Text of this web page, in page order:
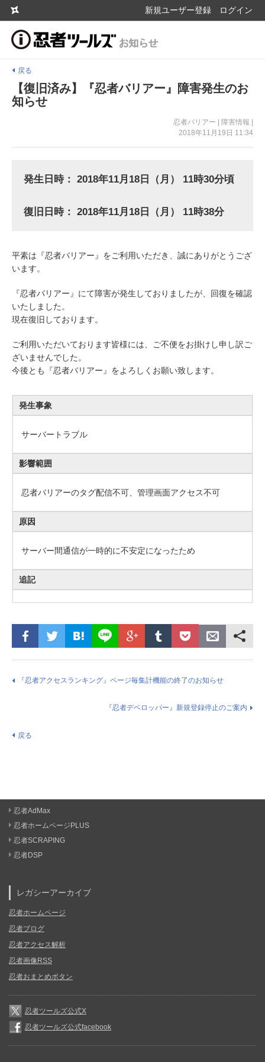
新規ユーザー登録 ログイン
戻る
【復旧済み】『忍者バリアー』障害発生のお
知らせ
忍者バリアー | 障害情報 |
2018年11月19日 11:34
発生日時： 2018年11月18日（月） 11時30分頃
復旧日時： 2018年11月18日（月） 11時38分
平素は『忍者バリアー』をご利用いただき、誠にありがとうござ
います。
『忍者バリアー』にて障害が発生しておりましたが、回復を確認
いたしました。
現在復旧しております。
ご利用いただいております皆様には、ご不便をお掛けし申し訳ご
ざいませんでした。
今後とも『忍者バリアー』をよろしくお願い致します。
発生事象
サーバートラブル
影響範囲
忍者バリアーのタグ配信不可、管理画面アクセス不可
原因
サーバー間通信が一時的に不安定になったため
追記
『忍者アクセスランキング』ページ毎集計機能の終了のお知らせ
『忍者デベロッパー』新規登録停止のご案内
戻る
忍者AdMax
忍者ホームページPLUS
忍者SCRAPING
忍者DSP
レガシーアーカイブ
忍者ホームページ
忍者ブログ
忍者アクセス解析
忍者画像RSS
忍者おまとめボタン
忍者ツールズ公式X
忍者ツールズ公式facebook